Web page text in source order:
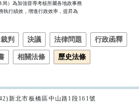
）為加強督導考核所屬各地政事務
執行績效，增進行政效率，提昇為
裁判 決議 法律問題 行政函釋
相關法條 歷史法條
新北市板橋區中山路1段161號